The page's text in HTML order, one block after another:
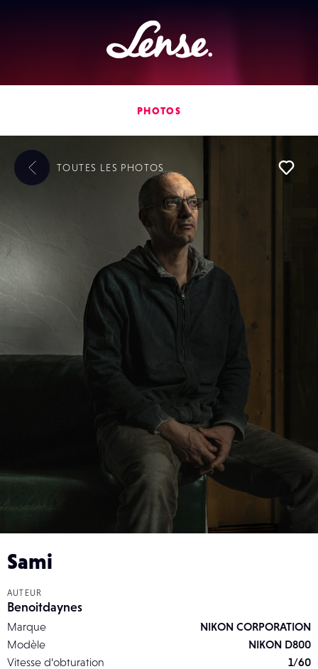
Lense
PHOTOS
Sami
AUTEUR
Benoitdaynes
Marque
NIKON CORPORATION
Modèle
NIKON D800
Vitesse d’obturation
1/60
TOUTES LES PHOTOS